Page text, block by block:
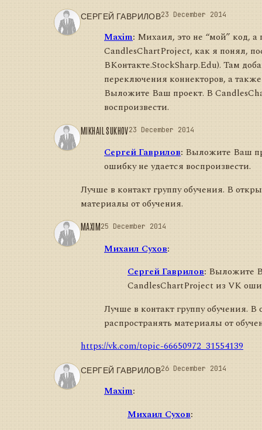
СЕРГЕЙ ГАВРИЛОВ23 December 2014
Maxim: Михаил, это не “мой” код, а
CandlesChartProject, как я понял,
ВКонтакте.StockSharp.Edu). Там
переключения коннекторов, а
Выложите Ваш проект. В
воспроизвести.
MIKHAIL SUKHOV23 December 2014
Сергей Гаврилов: Выложите Ваш
ошибку не удается воспроизвести.
Лучше в контакт группу обучения. В
материалы от обучения.
MAXIM25 December 2014
Михаил Сухов:
Сергей Гаврилов: Выложите
CandlesChartProject из VK
Лучше в контакт группу обучения. В
распространять материалы от
https://vk.com/topic-66650972_31554139
СЕРГЕЙ ГАВРИЛОВ26 December 2014
Maxim:
Михаил Сухов: